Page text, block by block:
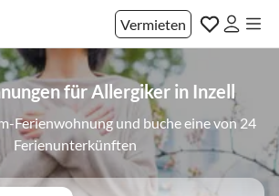
Vermieten
für Allergiker in Inzell
Ferienwohnung und buche eine von 24
Ferienunterkünften